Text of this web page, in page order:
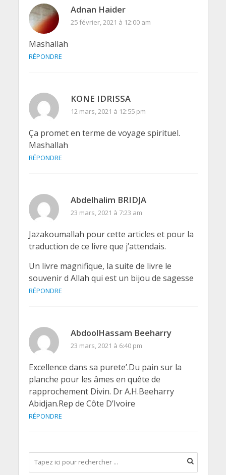
Adnan Haider
25 février, 2021 à 12:00 am
Mashallah
RÉPONDRE
KONE IDRISSA
12 mars, 2021 à 12:55 pm
Ça promet en terme de voyage spirituel.
Mashallah
RÉPONDRE
Abdelhalim BRIDJA
23 mars, 2021 à 7:23 am
Jazakoumallah pour cette articles et pour la
traduction de ce livre que j’attendais.
Un livre magnifique, la suite de livre le
souvenir d Allah qui est un bijou de sagesse
RÉPONDRE
AbdoolHassam Beeharry
23 mars, 2021 à 6:40 pm
Excellence dans sa purete’.Du pain sur la
planche pour les âmes en quête de
rapprochement Divin. Dr A.H.Beeharry
Abidjan.Rep de Côte D’Ivoire
RÉPONDRE